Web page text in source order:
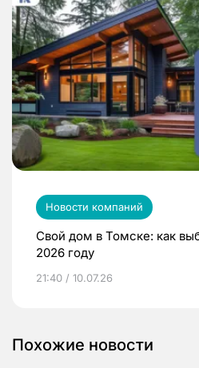
Новости компаний
Свой дом в Томске: как
2026 году
21:40 / 10.07.26
Похожие новости